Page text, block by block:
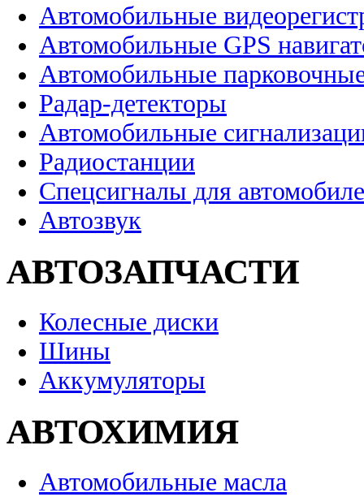
Автомобильные
Автомобильные GPS
Автомобильные
Радар-детекторы
Автомобильные
Радиостанции
Спецсигналы для
Автозвук
АВТОЗАПЧАСТИ
Колесные диски
Шины
Аккумуляторы
АВТОХИМИЯ
Автомобильные масла